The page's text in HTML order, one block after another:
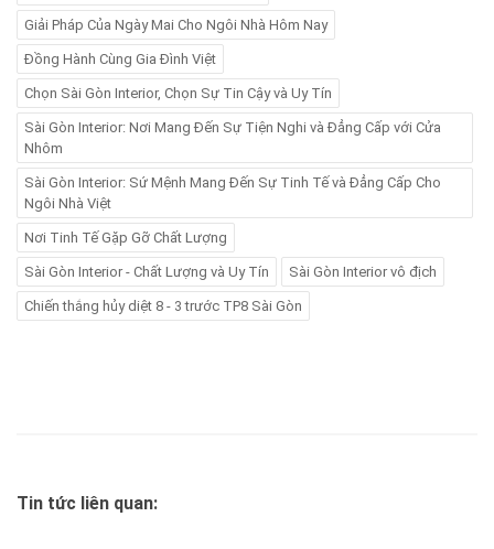
Giải Pháp Của Ngày Mai Cho Ngôi Nhà Hôm Nay
Đồng Hành Cùng Gia Đình Việt
Chọn Sài Gòn Interior, Chọn Sự Tin Cậy và Uy Tín
Sài Gòn Interior: Nơi Mang Đến Sự Tiện Nghi và Đẳng Cấp với Cửa
Nhôm
Sài Gòn Interior: Sứ Mệnh Mang Đến Sự Tinh Tế và Đẳng Cấp Cho
Ngôi Nhà Việt
Nơi Tinh Tế Gặp Gỡ Chất Lượng
Sài Gòn Interior - Chất Lượng và Uy Tín Sài Gòn Interior vô địch
Chiến thắng hủy diệt 8 - 3 trước TP8 Sài Gòn
Tin tức liên quan: